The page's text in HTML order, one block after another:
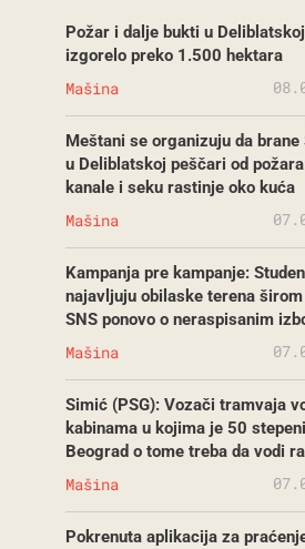
Požar i dalje bukti u
izgorelo preko 1.500 hektara
Mašina
Meštani se organizuju da brane
u Deliblatskoj peščari od
kanale i seku rastinje oko kuća
Mašina
Kampanja pre kampanje:
najavljuju obilaske terena
SNS ponovo o neraspisanim
Mašina
Simić (PSG): Vozači tramvaja
kabinama u kojima je 50
Beograd o tome treba da vodi
Mašina
Pokrenuta aplikacija za